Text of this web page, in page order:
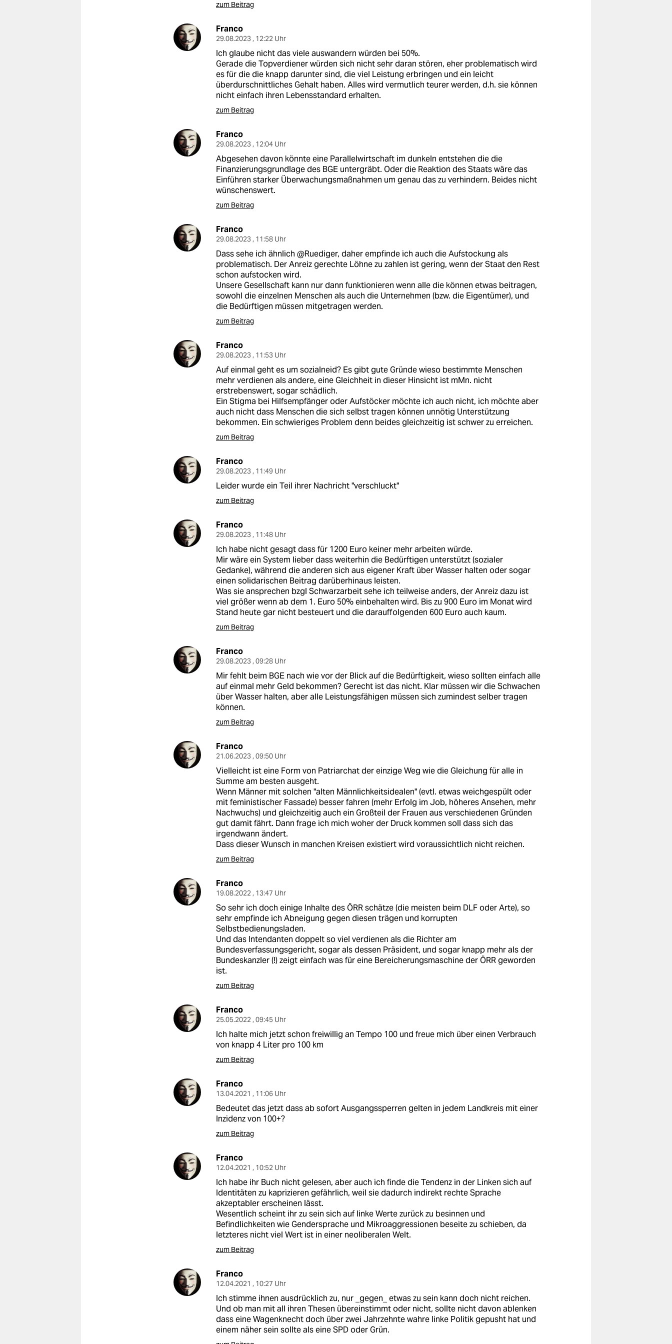
zum Beitrag
Franco
29.08.2023 , 12:22 Uhr
Ich glaube nicht das viele auswandern würden bei 50%.
Gerade die Topverdiener würden sich nicht sehr daran stören, eher problematisch wird
es für die die knapp darunter sind, die viel Leistung erbringen und ein leicht
überdurschnittliches Gehalt haben. Alles wird vermutlich teurer werden, d.h. sie können
nicht einfach ihren Lebensstandard erhalten.
zum Beitrag
Franco
29.08.2023 , 12:04 Uhr
Abgesehen davon könnte eine Parallelwirtschaft im dunkeln entstehen die die
Finanzierungsgrundlage des BGE untergräbt. Oder die Reaktion des Staats wäre das
Einführen starker Überwachungsmaßnahmen um genau das zu verhindern. Beides nicht
wünschenswert.
zum Beitrag
Franco
29.08.2023 , 11:58 Uhr
Dass sehe ich ähnlich @Ruediger, daher empfinde ich auch die Aufstockung als
problematisch. Der Anreiz gerechte Löhne zu zahlen ist gering, wenn der Staat den Rest
schon aufstocken wird.
Unsere Gesellschaft kann nur dann funktionieren wenn alle die können etwas beitragen,
sowohl die einzelnen Menschen als auch die Unternehmen (bzw. die Eigentümer), und
die Bedürftigen müssen mitgetragen werden.
zum Beitrag
Franco
29.08.2023 , 11:53 Uhr
Auf einmal geht es um sozialneid? Es gibt gute Gründe wieso bestimmte Menschen
mehr verdienen als andere, eine Gleichheit in dieser Hinsicht ist mMn. nicht
erstrebenswert, sogar schädlich.
Ein Stigma bei Hilfsempfänger oder Aufstöcker möchte ich auch nicht, ich möchte aber
auch nicht dass Menschen die sich selbst tragen können unnötig Unterstützung
bekommen. Ein schwieriges Problem denn beides gleichzeitig ist schwer zu erreichen.
zum Beitrag
Franco
29.08.2023 , 11:49 Uhr
Leider wurde ein Teil ihrer Nachricht "verschluckt"
zum Beitrag
Franco
29.08.2023 , 11:48 Uhr
Ich habe nicht gesagt dass für 1200 Euro keiner mehr arbeiten würde.
Mir wäre ein System lieber dass weiterhin die Bedürftigen unterstützt (sozialer
Gedanke), während die anderen sich aus eigener Kraft über Wasser halten oder sogar
einen solidarischen Beitrag darüberhinaus leisten.
Was sie ansprechen bzgl Schwarzarbeit sehe ich teilweise anders, der Anreiz dazu ist
viel größer wenn ab dem 1. Euro 50% einbehalten wird. Bis zu 900 Euro im Monat wird
Stand heute gar nicht besteuert und die darauffolgenden 600 Euro auch kaum.
zum Beitrag
Franco
29.08.2023 , 09:28 Uhr
Mir fehlt beim BGE nach wie vor der Blick auf die Bedürftigkeit, wieso sollten einfach alle
auf einmal mehr Geld bekommen? Gerecht ist das nicht. Klar müssen wir die Schwachen
über Wasser halten, aber alle Leistungsfähigen müssen sich zumindest selber tragen
können.
zum Beitrag
Franco
21.06.2023 , 09:50 Uhr
Vielleicht ist eine Form von Patriarchat der einzige Weg wie die Gleichung für alle in
Summe am besten ausgeht.
Wenn Männer mit solchen "alten Männlichkeitsidealen" (evtl. etwas weichgespült oder
mit feministischer Fassade) besser fahren (mehr Erfolg im Job, höheres Ansehen, mehr
Nachwuchs) und gleichzeitig auch ein Großteil der Frauen aus verschiedenen Gründen
gut damit fährt. Dann frage ich mich woher der Druck kommen soll dass sich das
irgendwann ändert.
Dass dieser Wunsch in manchen Kreisen existiert wird voraussichtlich nicht reichen.
zum Beitrag
Franco
19.08.2022 , 13:47 Uhr
So sehr ich doch einige Inhalte des ÖRR schätze (die meisten beim DLF oder Arte), so
sehr empfinde ich Abneigung gegen diesen trägen und korrupten
Selbstbedienungsladen.
Und das Intendanten doppelt so viel verdienen als die Richter am
Bundesverfassungsgericht, sogar als dessen Präsident, und sogar knapp mehr als der
Bundeskanzler (!) zeigt einfach was für eine Bereicherungsmaschine der ÖRR geworden
ist.
zum Beitrag
Franco
25.05.2022 , 09:45 Uhr
Ich halte mich jetzt schon freiwillig an Tempo 100 und freue mich über einen Verbrauch
von knapp 4 Liter pro 100 km
zum Beitrag
Franco
13.04.2021 , 11:06 Uhr
Bedeutet das jetzt dass ab sofort Ausgangssperren gelten in jedem Landkreis mit einer
Inzidenz von 100+?
zum Beitrag
Franco
12.04.2021 , 10:52 Uhr
Ich habe ihr Buch nicht gelesen, aber auch ich finde die Tendenz in der Linken sich auf
Identitäten zu kaprizieren gefährlich, weil sie dadurch indirekt rechte Sprache
akzeptabler erscheinen lässt.
Wesentlich scheint ihr zu sein sich auf linke Werte zurück zu besinnen und
Befindlichkeiten wie Gendersprache und Mikroaggressionen beseite zu schieben, da
letzteres nicht viel Wert ist in einer neoliberalen Welt.
zum Beitrag
Franco
12.04.2021 , 10:27 Uhr
Ich stimme ihnen ausdrücklich zu, nur _gegen_ etwas zu sein kann doch nicht reichen.
Und ob man mit all ihren Thesen übereinstimmt oder nicht, sollte nicht davon ablenken
dass eine Wagenknecht doch über zwei Jahrzehnte wahre linke Politik gepusht hat und
einem näher sein sollte als eine SPD oder Grün.